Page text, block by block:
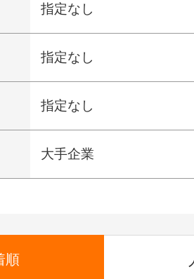
指定なし
指定なし
指定なし
大手企業
順